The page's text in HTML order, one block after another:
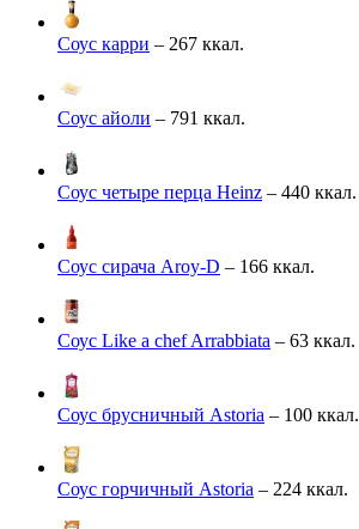
Соус карри – 267 ккал.
Соус айоли – 791 ккал.
Соус четыре перца Heinz – 440 ккал.
Соус сирача Aroy-D – 166 ккал.
Соус Like a chef Arrabbiata – 63 ккал.
Соус брусничный Astoria – 100 ккал.
Соус горчичный Astoria – 224 ккал.